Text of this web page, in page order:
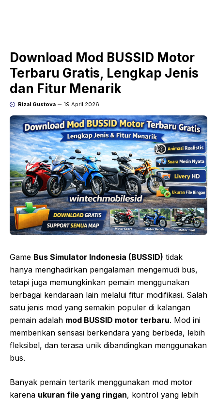
Download Mod BUSSID Motor
Terbaru Gratis, Lengkap Jenis
dan Fitur Menarik
Rizal Gustova 19 April 2026
Game Bus Simulator Indonesia (BUSSID) tidak
hanya menghadirkan pengalaman mengemudi bus,
tetapi juga memungkinkan pemain menggunakan
berbagai kendaraan lain melalui fitur modifikasi. Salah
satu jenis mod yang semakin populer di kalangan
pemain adalah mod BUSSID motor terbaru. Mod ini
memberikan sensasi berkendara yang berbeda, lebih
fleksibel, dan terasa unik dibandingkan menggunakan
bus.
Banyak pemain tertarik menggunakan mod motor
karena ukuran file yang ringan, kontrol yang lebih